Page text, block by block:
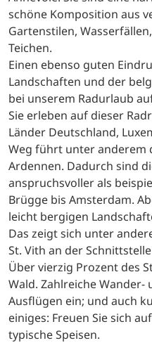
schöne Komposition aus
Gartenstilen,
Teichen.
Einen ebenso guten
Landschaften und der
bei unserem Radurlaub
Sie erleben auf dieser
Länder Deutschland,
Weg führt unter anderem
Ardennen. Dadurch sind
anspruchsvoller als
Brügge bis Amsterdam.
leicht bergigen
Das zeigt sich unter
St. Vith an der
Über vierzig Prozent des
Wald. Zahlreiche Wander-
Ausflügen ein; und auch
einiges: Freuen Sie sich
typische Speisen.